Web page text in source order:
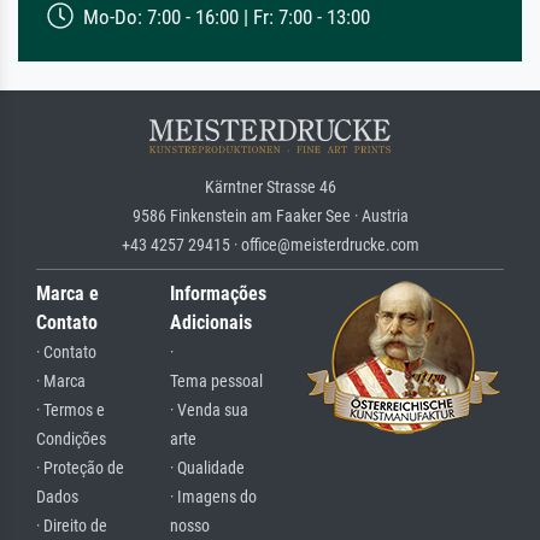
Mo-Do: 7:00 - 16:00 | Fr: 7:00 - 13:00
Kärntner Strasse 46
9586 Finkenstein am Faaker See · Austria
+43 4257 29415 · office@meisterdrucke.com
Marca e
Contato
· Contato
· Marca
· Termos e
Condições
· Proteção de
Dados
· Direito de
Informações
Adicionais
·
Tema pessoal
· Venda sua
arte
· Qualidade
· Imagens do
nosso